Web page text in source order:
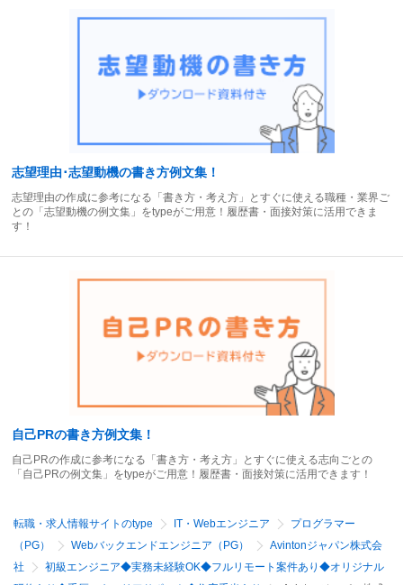
志望理由･志望動機の書き方例文集！
志望理由の作成に参考になる「書き方・考え方」とすぐに使える職種・業界ご
との「志望動機の例文集」をtypeがご用意！履歴書・面接対策に活用できま
す！
自己PRの書き方例文集！
自己PRの作成に参考になる「書き方・考え方」とすぐに使える志向ごとの
「自己PRの例文集」をtypeがご用意！履歴書・面接対策に活用できます！
転職・求人情報サイトのtype IT・Webエンジニア
プログラマー
（PG）
Webバックエンドエンジニア（PG）
Avintonジャパン株式会
社
初級エンジニア◆実務未経験OK◆フルリモート案件あり◆オリジナル